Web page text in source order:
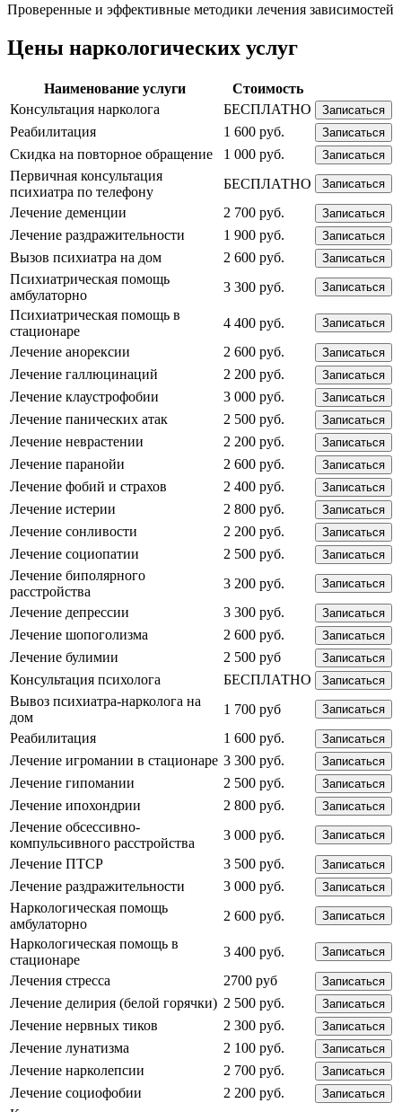
Проверенные и эффективные методики лечения зависимостей
Цены наркологических услуг
Наименование услуги
Стоимость
Консультация нарколога
БЕСПЛАТНО Записаться
Реабилитация 1 600 руб. Записаться
Скидка на повторное обращение 1 000 руб. Записаться
Первичная консультация
психиатра по телефону
БЕСПЛАТНО Записаться
Лечение деменции 2 700 руб. Записаться
Лечение раздражительности 1 900 руб. Записаться
Вызов психиатра на дом 2 600 руб. Записаться
Психиатрическая помощь
амбулаторно
3 300 руб. Записаться
Психиатрическая помощь в
стационаре
4 400 руб. Записаться
Лечение анорексии 2 600 руб. Записаться
Лечение галлюцинаций 2 200 руб. Записаться
Лечение клаустрофобии 3 000 руб. Записаться
Лечение панических атак 2 500 руб. Записаться
Лечение неврастении 2 200 руб. Записаться
Лечение паранойи 2 600 руб. Записаться
Лечение фобий и страхов 2 400 руб. Записаться
Лечение истерии 2 800 руб. Записаться
Лечение сонливости 2 200 руб. Записаться
Лечение социопатии 2 500 руб. Записаться
Лечение биполярного
расстройства
3 200 руб. Записаться
Лечение депрессии 3 300 руб. Записаться
Лечение шопоголизма 2 600 руб. Записаться
Лечение булимии 2 500 руб Записаться
Консультация психолога БЕСПЛАТНО Записаться
Вывоз психиатра-нарколога на
дом
1 700 руб Записаться
Реабилитация 1 600 руб. Записаться
Лечение игромании в стационаре 3 300 руб. Записаться
Лечение гипомании 2 500 руб. Записаться
Лечение ипохондрии 2 800 руб. Записаться
Лечение обсессивно-
компульсивного расстройства
3 000 руб. Записаться
Лечение ПТСР 3 500 руб. Записаться
Лечение раздражительности 3 000 руб. Записаться
Наркологическая помощь
амбулаторно
2 600 руб. Записаться
Наркологическая помощь в
стационаре
3 400 руб. Записаться
Лечения стресса 2700 руб Записаться
Лечение делирия (белой горячки) 2 500 руб. Записаться
Лечение нервных тиков 2 300 руб. Записаться
Лечение лунатизма 2 100 руб. Записаться
Лечение нарколепсии 2 700 руб. Записаться
Лечение социофобии 2 200 руб. Записаться